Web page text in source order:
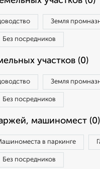
Земля
Без посредников
участков (0)
Земля
Без посредников
машиномест (0)
в паркинге
Без посредников